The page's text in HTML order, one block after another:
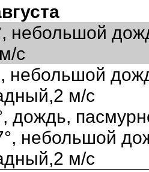
с
м/с
небольшой
м/с